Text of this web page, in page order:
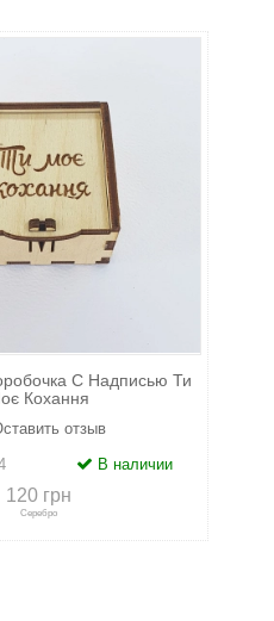
С Надписью Ти
Кохання
отзыв
В наличии
120 грн
Серебро